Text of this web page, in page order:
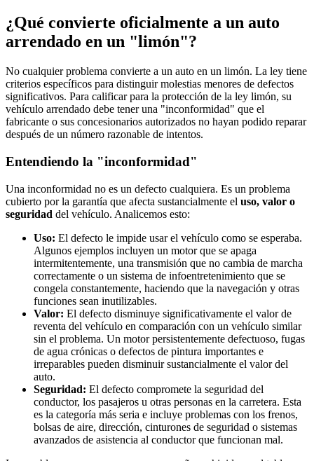
¿Qué convierte oficialmente a un auto
arrendado en un "limón"?
No cualquier problema convierte a un auto en un limón. La ley tiene
criterios específicos para distinguir molestias menores de defectos
significativos. Para calificar para la protección de la ley limón, su
vehículo arrendado debe tener una "inconformidad" que el
fabricante o sus concesionarios autorizados no hayan podido reparar
después de un número razonable de intentos.
Entendiendo la "inconformidad"
Una inconformidad no es un defecto cualquiera. Es un problema
cubierto por la garantía que afecta sustancialmente el uso, valor o
seguridad del vehículo. Analicemos esto:
Uso: El defecto le impide usar el vehículo como se esperaba.
Algunos ejemplos incluyen un motor que se apaga
intermitentemente, una transmisión que no cambia de marcha
correctamente o un sistema de infoentretenimiento que se
congela constantemente, haciendo que la navegación y otras
funciones sean inutilizables.
Valor: El defecto disminuye significativamente el valor de
reventa del vehículo en comparación con un vehículo similar
sin el problema. Un motor persistentemente defectuoso, fugas
de agua crónicas o defectos de pintura importantes e
irreparables pueden disminuir sustancialmente el valor del
auto.
Seguridad: El defecto compromete la seguridad del
conductor, los pasajeros u otras personas en la carretera. Esta
es la categoría más seria e incluye problemas con los frenos,
bolsas de aire, dirección, cinturones de seguridad o sistemas
avanzados de asistencia al conductor que funcionan mal.